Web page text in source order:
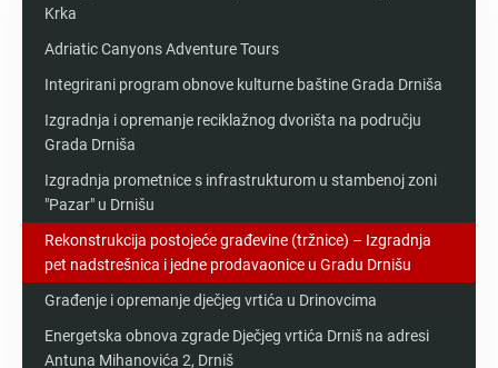
Krka
Adriatic Canyons Adventure Tours
Integrirani program obnove kulturne baštine Grada Drniša
Izgradnja i opremanje reciklažnog dvorišta na području
Grada Drniša
Izgradnja prometnice s infrastrukturom u stambenoj zoni
"Pazar" u Drnišu
Rekonstrukcija postojeće građevine (tržnice) – Izgradnja
pet nadstrešnica i jedne prodavaonice u Gradu Drnišu
Građenje i opremanje dječjeg vrtića u Drinovcima
Energetska obnova zgrade Dječjeg vrtića Drniš na adresi
Antuna Mihanovića 2, Drniš